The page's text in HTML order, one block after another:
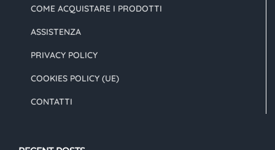
COME ACQUISTARE I PRODOTTI
ASSISTENZA
PRIVACY POLICY
COOKIES POLICY (UE)
CONTATTI